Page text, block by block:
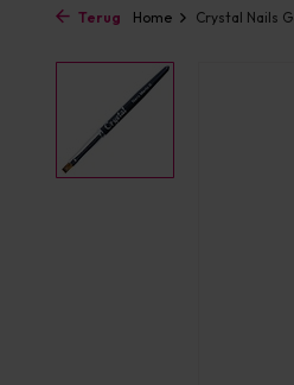
Terug Home Crystal Nails